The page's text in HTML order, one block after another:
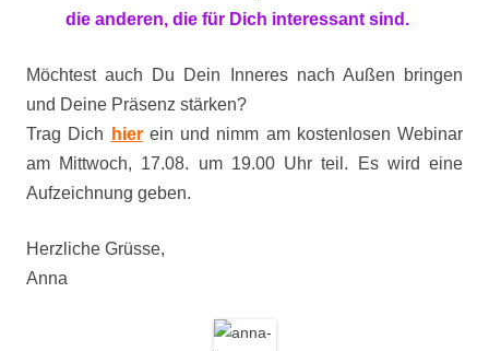
die anderen, die für Dich interessant sind.
Möchtest auch Du Dein Inneres nach Außen bringen
und Deine Präsenz stärken?
Trag Dich
hier ein und nimm am kostenlosen Webinar
am Mittwoch, 17.08. um 19.00 Uhr teil. Es wird eine
Aufzeichnung geben.
Herzliche Grüsse,
Anna